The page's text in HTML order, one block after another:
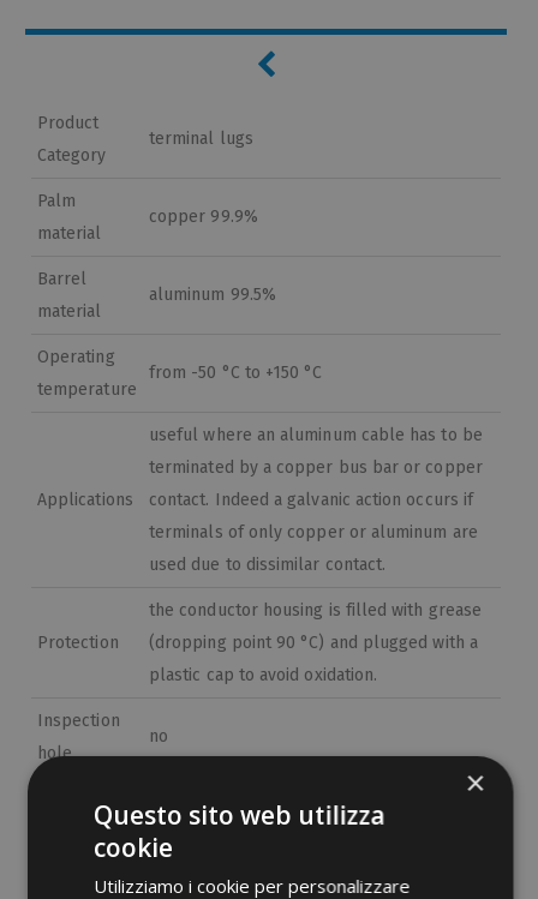
Product
Category
terminal lugs
Palm
material
copper 99.9%
Barrel
material
aluminum 99.5%
Operating
temperature
from -50 °C to +150 °C
Applications
useful where an aluminum cable has to be
terminated by a copper bus bar or copper
contact. Indeed a galvanic action occurs if
terminals of only copper or aluminum are
used due to dissimilar contact.
Protection
the conductor housing is filled with grease
(dropping point 90 °C) and plugged with a
plastic cap to avoid oxidation.
Inspection
hole
no
DIN 48201
EC001053
×
Questo sito web utilizza
cookie
Utilizziamo i cookie per personalizzare